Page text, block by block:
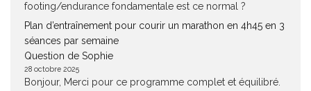
footing/endurance fondamentale est ce normal ?
Plan d’entraînement pour courir un marathon en 4h45 en 3
séances par semaine
Question de Sophie
28 octobre 2025
Bonjour, Merci pour ce programme complet et équilibré.